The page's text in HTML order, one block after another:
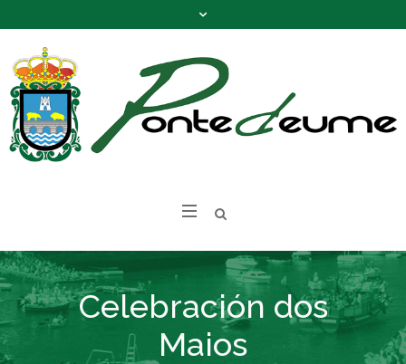
Celebración dos
Maios